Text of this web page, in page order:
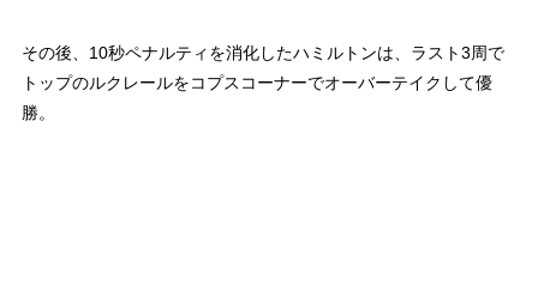
その後、10秒ペナルティを消化したハミルトンは、ラスト3周で
トップのルクレールをコプスコーナーでオーバーテイクして優
勝。